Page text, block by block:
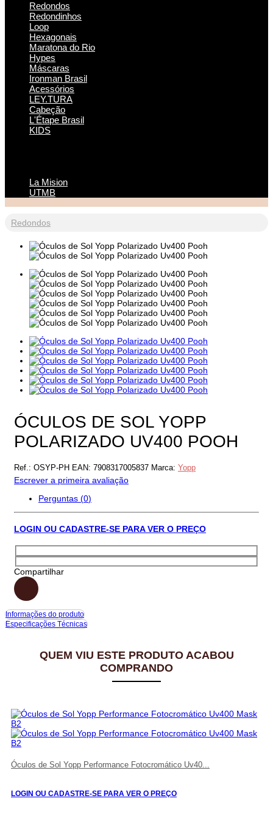
Redondos
Redondinhos
Loop
Hexagonais
Maratona do Rio
Hypes
Máscaras
Ironman Brasil
Acessórios
LEY.TURA
Cabeção
L'Étape Brasil
KIDS
La Mision
UTMB
Redondos
ÓCULOS DE SOL YOPP
POLARIZADO UV400 POOH
Ref.: OSYP-PH EAN: 7908317005837 Marca: Yopp
Escrever a primeira avaliação
Perguntas (0)
LOGIN OU CADASTRE-SE PARA VER O PREÇO
Compartilhar
Informações do produto
Especificações Técnicas
QUEM VIU ESTE PRODUTO ACABOU
COMPRANDO
Óculos de Sol Yopp Performance Fotocromático Uv40...
LOGIN OU CADASTRE-SE PARA VER O PREÇO